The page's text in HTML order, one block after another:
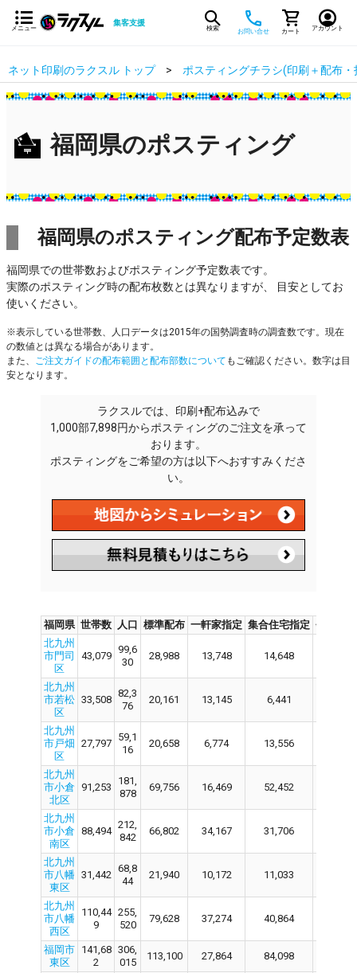
メニュー
集客支援
検索 お問い合せ カート アカウント
ネット印刷のラクスル トップ ポスティングチラシ(印刷＋配布・
福岡県のポスティング
福岡県のポスティング配布予定数表
福岡県での世帯数およびポスティング予定数表です。
実際のポスティング時の配布枚数とは異なりますが、 目安としてお
使いください。
※表示している世帯数、人口データは2015年の国勢調査時の調査数です。現在
の数値とは異なる場合があります。
また、 ご注文ガイドの配布範囲と配布部数について もご確認ください。数字は目
安となります。
ラクスルでは、印刷+配布込みで
1,000部7,898円からポスティングのご注文を承って
おります。
ポスティングをご希望の方は以下へおすすみくださ
い。
福岡県 世帯数 人口 標準配布 一軒家指定 集合住宅指定 会社・
北九州
市門司
区
43,079
99,6
30
28,988 13,748 14,648
北九州
市若松
区
33,508
82,3
76
20,161 13,145 6,441
北九州
市戸畑
区
27,797
59,1
16
20,658 6,774 13,556
北九州
市小倉
北区
91,253
181,
878
69,756 16,469 52,452
北九州
市小倉
南区
88,494
212,
842
66,802 34,167 31,706
北九州
市八幡
東区
31,442
68,8
44
21,940 10,172 11,033
北九州
市八幡
西区
110,44
9
255,
520
79,628 37,274 40,864
福岡市
東区
141,68
2
306,
015
113,100 27,864 84,098